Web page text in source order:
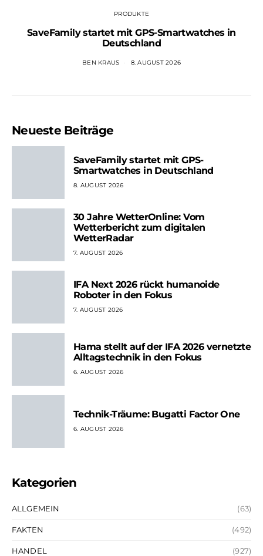
PRODUKTE
SaveFamily startet mit GPS-Smartwatches in
Deutschland
BEN KRAUS 8. AUGUST 2026
Neueste Beiträge
SaveFamily startet mit GPS-
Smartwatches in Deutschland
8. AUGUST 2026
30 Jahre WetterOnline: Vom
Wetterbericht zum digitalen
WetterRadar
7. AUGUST 2026
IFA Next 2026 rückt humanoide
Roboter in den Fokus
7. AUGUST 2026
Hama stellt auf der IFA 2026 vernetzte
Alltagstechnik in den Fokus
6. AUGUST 2026
Technik-Träume: Bugatti Factor One
6. AUGUST 2026
Kategorien
ALLGEMEIN (63)
FAKTEN (492)
HANDEL (927)